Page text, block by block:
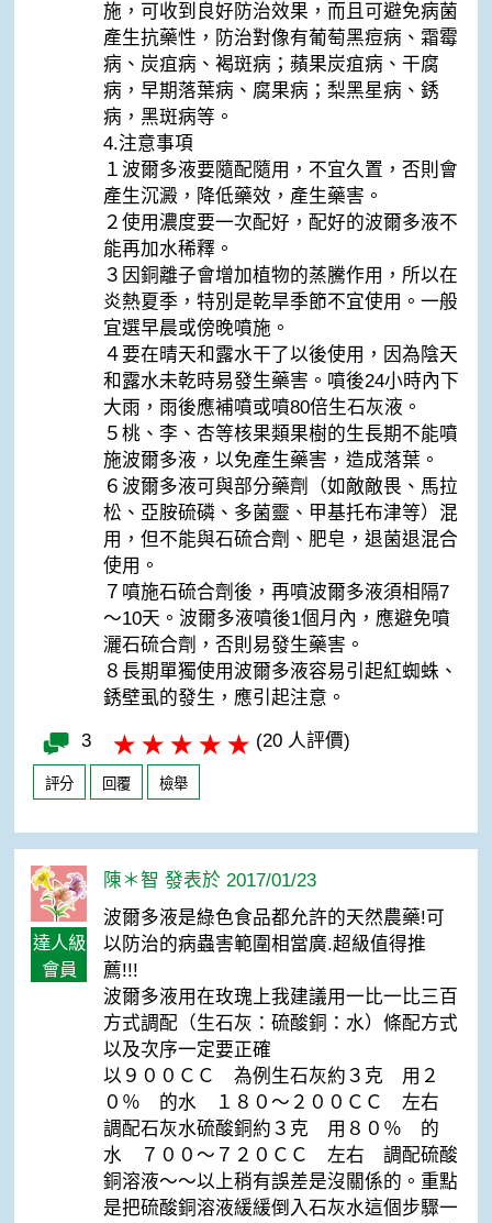
施，可收到良好防治效果，而且可避免病菌
產生抗藥性，防治對像有葡萄黑痘病、霜霉
病、炭疽病、褐斑病；蘋果炭疽病、干腐
病，早期落葉病、腐果病；梨黑星病、銹
病，黑斑病等。
4.注意事項
１波爾多液要隨配隨用，不宜久置，否則會
產生沉澱，降低藥效，產生藥害。
２使用濃度要一次配好，配好的波爾多液不
能再加水稀釋。
３因銅離子會增加植物的蒸騰作用，所以在
炎熱夏季，特別是乾旱季節不宜使用。一般
宜選早晨或傍晚噴施。
４要在晴天和露水干了以後使用，因為陰天
和露水未乾時易發生藥害。噴後24小時內下
大雨，雨後應補噴或噴80倍生石灰液。
５桃、李、杏等核果類果樹的生長期不能噴
施波爾多液，以免產生藥害，造成落葉。
６波爾多液可與部分藥劑（如敵敵畏、馬拉
松、亞胺硫磷、多菌靈、甲基托布津等）混
用，但不能與石硫合劑、肥皂，退菌退混合
使用。
７噴施石硫合劑後，再噴波爾多液須相隔7
～10天。波爾多液噴後1個月內，應避免噴
灑石硫合劑，否則易發生藥害。
８長期單獨使用波爾多液容易引起紅蜘蛛、
銹壁虱的發生，應引起注意。
3 (20 人評價)
評分 回覆 檢舉
達人級
會員
陳＊智 發表於 2017/01/23
波爾多液是綠色食品都允許的天然農藥!可
以防治的病蟲害範圍相當廣.超級值得推
薦!!!
波爾多液用在玫瑰上我建議用一比一比三百
方式調配（生石灰：硫酸銅：水）條配方式
以及次序一定要正確
以９００ＣＣ 為例生石灰約３克 用２
０％ 的水 １８０～２００ＣＣ 左右
調配石灰水硫酸銅約３克 用８０％ 的
水 ７００～７２０ＣＣ 左右 調配硫酸
銅溶液～～以上稍有誤差是沒關係的。重點
是把硫酸銅溶液緩緩倒入石灰水這個步驟一